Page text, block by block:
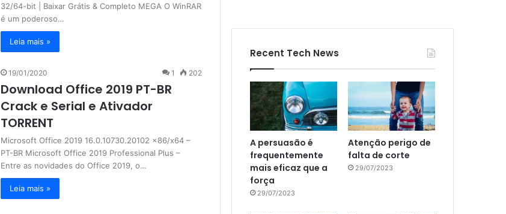
32/64-bit | Baixar Grátis & Completo MEGA O WinRAR
é um poderoso…
Leia mais »
19/01/2020 1 202
Download Office 2019 PT-BR
Crack e Serial e Ativador
TORRENT
Microsoft Office 2019 16.0.10730.20102 x86/x64 –
PT-BR Microsoft Office 2019 Professional Plus –
Entre as novidades do Office 2019, o…
Leia mais »
Recent Tech News
A persuasão é
frequentemente
mais eficaz que a
força
29/07/2023
Atenção perigo de
falta de corte
29/07/2023